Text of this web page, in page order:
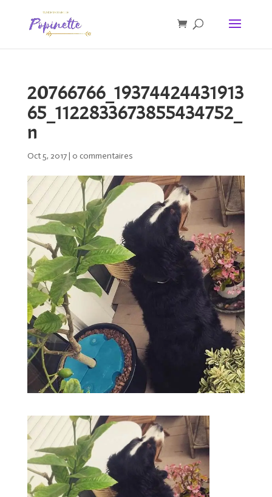
20766766_19374424431913
65_1122833673855434752_
n
Oct 5, 2017| 0 commentaires